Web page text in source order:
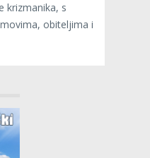
krizmanika, s
obiteljima i